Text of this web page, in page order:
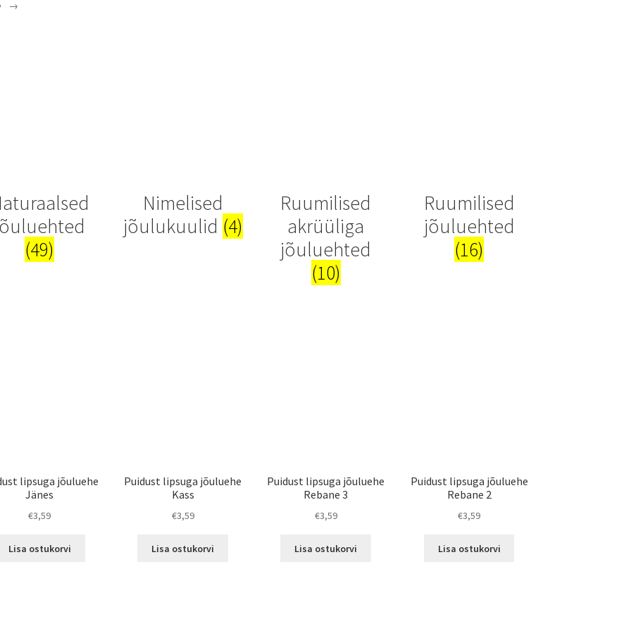
→
(49)
Nimelised
jõulukuulid (4)
Ruumilised
akrüüliga
jõuluehted
(10)
Ruumilised
jõuluehted
(16)
lipsuga jõuluehe
Jänes
€3,59
Lisa ostukorvi
Puidust lipsuga jõuluehe
Kass
€3,59
Lisa ostukorvi
Puidust lipsuga jõuluehe
Rebane 3
€3,59
Lisa ostukorvi
Puidust lipsuga jõuluehe
Rebane 2
€3,59
Lisa ostukorvi